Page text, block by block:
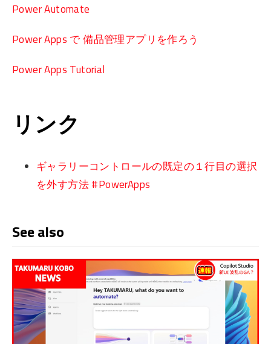
Power Automate
Power Apps で 備品管理アプリを作ろう
Power Apps Tutorial
リンク
ギャラリーコントロールの既定の１行目の選択
を外す方法 #PowerApps
See also